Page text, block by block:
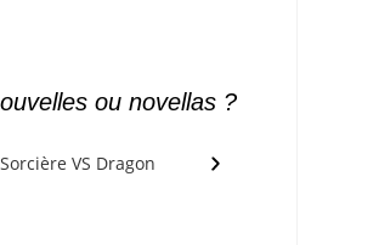
ou novellas ?